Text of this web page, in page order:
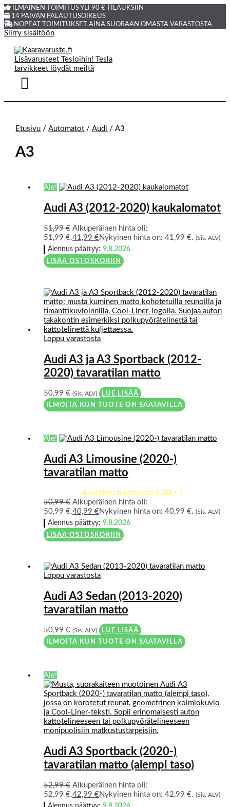
ILMAINEN TOIMITUS YLI 90 € TILAUKSIIN
14 PÄIVÄN PALAUTUSOIKEUS
NOPEAT TOIMITUKSET AINA SUORAAN OMASTA VARASTOSTA
Siirry sisältöön
Etusivu /Automatot /Audi / A3
A3
Ale!
Audi A3 (2012-2020) kaukalomatot
51,99€ Alkuperäinen hinta oli:
51,99 €.41,99€Nykyinen hinta on: 41,99 €. (Sis. ALV)
Alennus päättyy:9.8.2026
LISÄÄ OSTOSKORIIN
Loppu varastosta
Audi A3 ja A3 Sportback (2012-
2020) tavaratilan matto
50,99€ (Sis. ALV)
LUE LISÄÄ
ILMOITA KUN TUOTE ON SAATAVILLA
Ale!
Audi A3 Limousine (2020-)
tavaratilan matto
Arvostelu tuotteesta: 5.00/ 5
50,99€ Alkuperäinen hinta oli:
50,99 €.40,99€Nykyinen hinta on: 40,99 €. (Sis. ALV)
Alennus päättyy:9.8.2026
LISÄÄ OSTOSKORIIN
Loppu varastosta
Audi A3 Sedan (2013-2020)
tavaratilan matto
50,99€ (Sis. ALV)
LUE LISÄÄ
ILMOITA KUN TUOTE ON SAATAVILLA
Ale!
Audi A3 Sportback (2020-)
tavaratilan matto (alempi taso)
52,99€ Alkuperäinen hinta oli:
52,99 €.42,99€Nykyinen hinta on: 42,99 €. (Sis. ALV)